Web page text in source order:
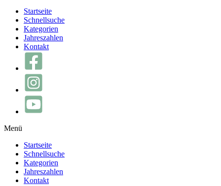
Startseite
Schnellsuche
Kategorien
Jahreszahlen
Kontakt
Menü
Startseite
Schnellsuche
Kategorien
Jahreszahlen
Kontakt